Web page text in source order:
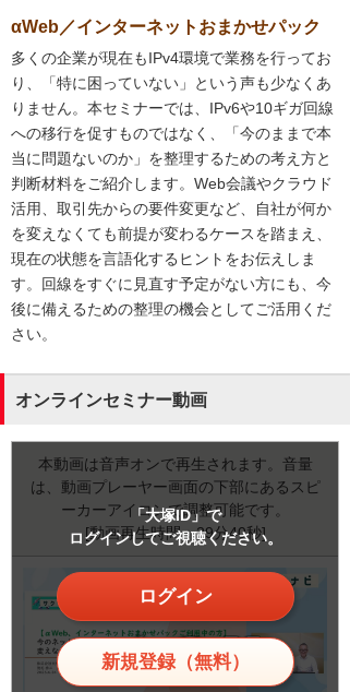
αWeb／インターネットおまかせパック
多くの企業が現在もIPv4環境で業務を行ってお
り、「特に困っていない」という声も少なくあ
りません。本セミナーでは、IPv6や10ギガ回線
への移行を促すものではなく、「今のままで本
当に問題ないのか」を整理するための考え方と
判断材料をご紹介します。Web会議やクラウド
活用、取引先からの要件変更など、自社が何か
を変えなくても前提が変わるケースを踏まえ、
現在の状態を言語化するヒントをお伝えしま
す。回線をすぐに見直す予定がない方にも、今
後に備えるための整理の機会としてご活用くだ
さい。
オンラインセミナー動画
本動画は音声オンで再生されます。音量
は、動画プレーヤー画面の下部にあるスピ
ーカーアイコンで調整可能です。
[動画再生時間：29分40秒]
「大塚ID」で
ログインしてご視聴ください。
ログイン
新規登録（無料）